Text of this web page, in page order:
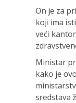
On je za
koji ima
veći
Ministar
kako je
sredstava